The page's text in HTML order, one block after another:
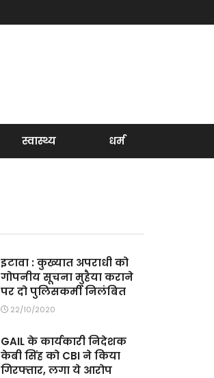
स्वास्थ्य धर्म
इटावा : कुख्यात अपराधी को
गोपनीय सूचना मुहैया कराने
पर दो पुलिसकर्मी निलंबित
22/10/2020
GAIL के कार्यकारी निदेशक
केबी सिंह को CBI ने किया
गिरफ्तार, लगा ये आरोप